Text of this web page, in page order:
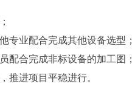
专业配合完成其他设备选型；
配合完成非标设备的加工图；
推进项目平稳进行。